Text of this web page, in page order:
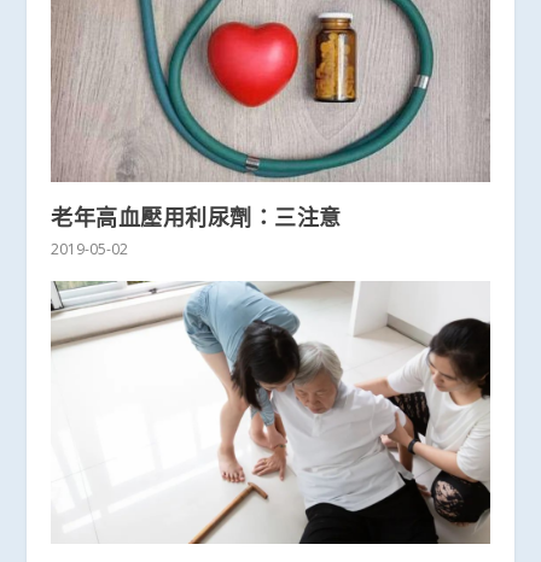
老年高血壓用利尿劑：三注意
2019-05-02